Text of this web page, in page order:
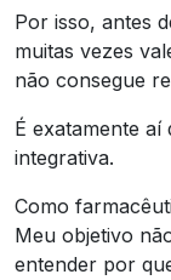
Por isso, antes
muitas vezes
não consegue
É exatamente aí
integrativa.
Como
Meu objetivo
entender por